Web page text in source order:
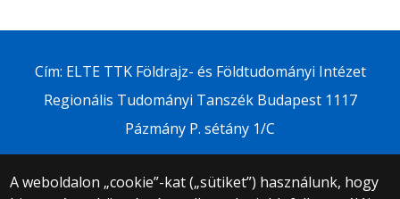
A weboldalon „cookie”-kat („sütiket”) használunk, hogy
Cím: ELTE TTK Földrajz- és Földtudományi Intézet
Regionális Tudományi Tanszék Budapest 1117
Pázmány P. sétány 1/C